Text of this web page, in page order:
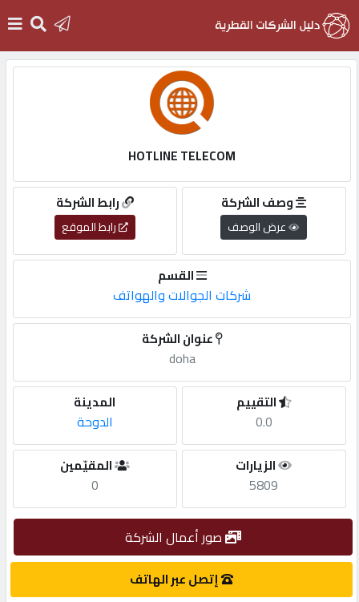
التسجيل
English
أضف
مطلوب
طلب
الاحصائيات
HOTLINE TELECOM
رابط الشركة
رابط الموقع
وصف الشركة
عرض الوصف
القسم
شركات الجوالات والهواتف
عنوان الشركة
doha
المدينة
الدوحة
التقييم
0.0
المقيّمين
0
الزيارات
5809
صور أعمال الشركة
إتصل عبر الهاتف